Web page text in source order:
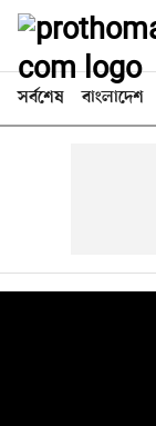
সর্বশেষ বাংলাদেশ